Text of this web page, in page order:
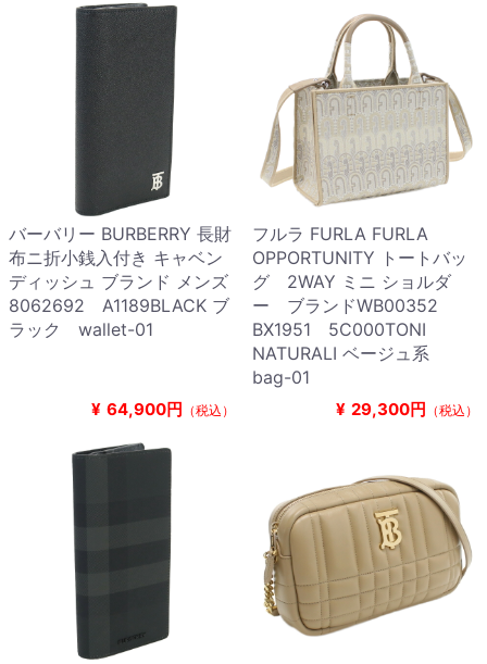
バーバリー BURBERRY 長財
布ニ折小銭入付き キャベン
ディッシュ ブランド メンズ
8062692 A1189BLACK ブ
ラック wallet-01
¥ 64,900円 （税込）
フルラ FURLA FURLA
OPPORTUNITY トートバッ
グ 2WAY ミニ ショルダ
ー ブランドWB00352
BX1951 5C000TONI
NATURALI ベージュ系
bag-01
¥ 29,300円 （税込）